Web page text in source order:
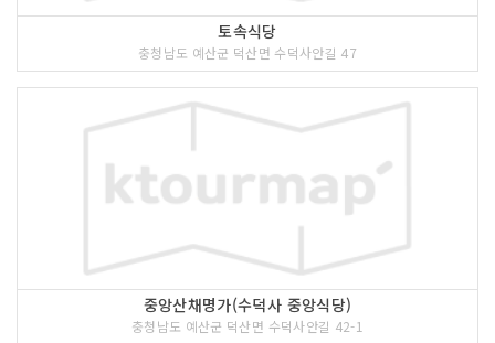
토속식당
충청남도 예산군 덕산면 수덕사안길 47
중앙산채명가(수덕사 중앙식당)
충청남도 예산군 덕산면 수덕사안길 42-1